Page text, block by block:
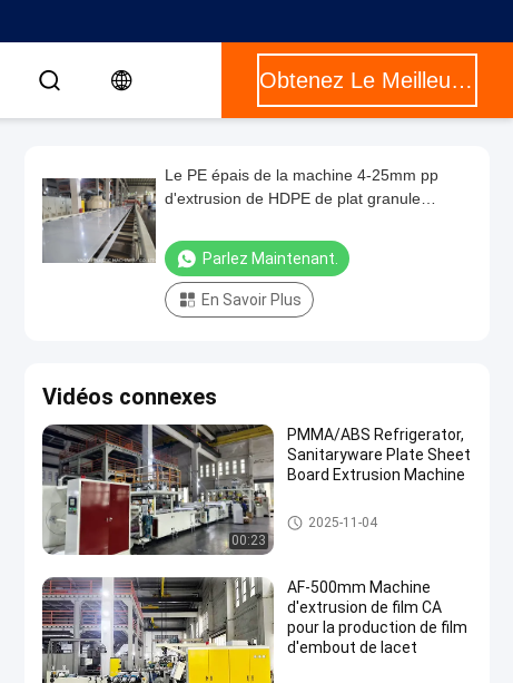
Obtenez Le Meilleur Prix
Le PE épais de la machine 4-25mm pp
d'extrusion de HDPE de plat granule
Parlez Maintenant.
En Savoir Plus
Vidéos connexes
00:23
PMMA/ABS Refrigerator,
Sanitaryware Plate Sheet
Board Extrusion Machine
machine en plastique d'extrusi
on de feuille
2025-11-04
AF-500mm Machine
d'extrusion de film CA
pour la production de film
d'embout de lacet